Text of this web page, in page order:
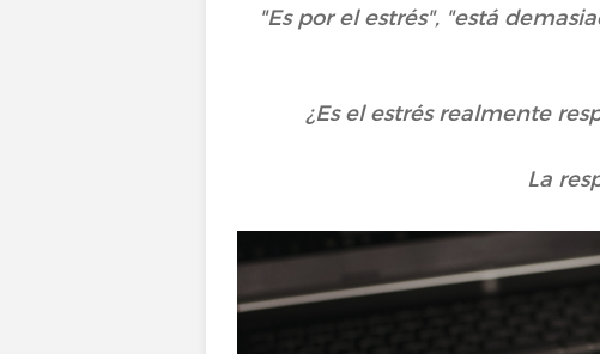
"Es por el estrés", "está
¿Es el estrés realmente
La